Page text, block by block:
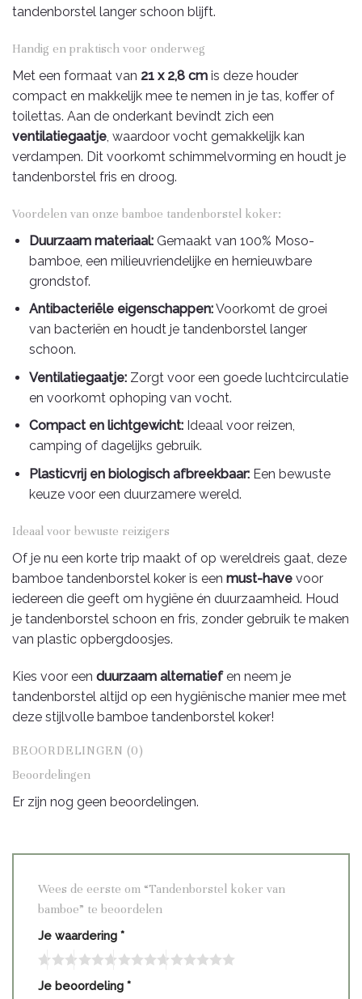
tandenborstel langer schoon blijft.
Handig en praktisch voor onderweg
Met een formaat van 21 x 2,8 cm is deze houder
compact en makkelijk mee te nemen in je tas, koffer of
toilettas. Aan de onderkant bevindt zich een
ventilatiegaatje , waardoor vocht gemakkelijk kan
verdampen. Dit voorkomt schimmelvorming en houdt je
tandenborstel fris en droog.
Voordelen van onze bamboe tandenborstel koker:
Duurzaam materiaal:Gemaakt van 100% Moso-
bamboe, een milieuvriendelijke en hernieuwbare
grondstof.
Antibacteriële eigenschappen:Voorkomt de groei
van bacteriën en houdt je tandenborstel langer
schoon.
Ventilatiegaatje:Zorgt voor een goede luchtcirculatie
en voorkomt ophoping van vocht.
Compact en lichtgewicht:Ideaal voor reizen,
camping of dagelijks gebruik.
Plasticvrij en biologisch afbreekbaar:Een bewuste
keuze voor een duurzamere wereld.
Ideaal voor bewuste reizigers
Of je nu een korte trip maakt of op wereldreis gaat, deze
bamboe tandenborstel koker is een must-have voor
iedereen die geeft om hygiëne én duurzaamheid. Houd
je tandenborstel schoon en fris, zonder gebruik te maken
van plastic opbergdoosjes.
Kies voor een duurzaam alternatiefen neem je
tandenborstel altijd op een hygiënische manier mee met
deze stijlvolle bamboe tandenborstel koker!
BEOORDELINGEN (0)
Beoordelingen
Er zijn nog geen beoordelingen.
Wees de eerste om “Tandenborstel koker van
bamboe” te beoordelen
Je waardering *
Je beoordeling *